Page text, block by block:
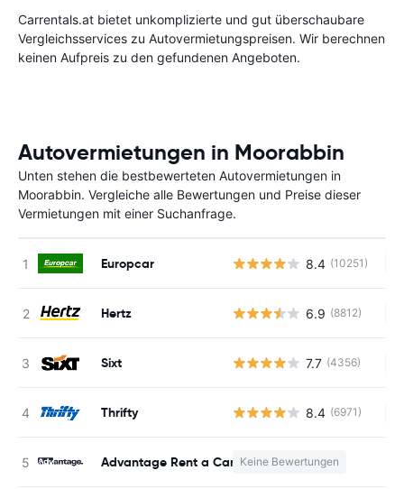
Carrentals.at bietet unkomplizierte und gut überschaubare
Vergleichsservices zu Autovermietungspreisen. Wir berechnen
keinen Aufpreis zu den gefundenen Angeboten.
Autovermietungen in Moorabbin
Unten stehen die bestbewerteten Autovermietungen in
Moorabbin. Vergleiche alle Bewertungen und Preise dieser
Vermietungen mit einer Suchanfrage.
Europcar 8.4 (10251)
Hertz 6.9 (8812)
Sixt 7.7 (4356)
Thrifty 8.4 (6971)
Advantage Rent a Car Keine Bewertungen